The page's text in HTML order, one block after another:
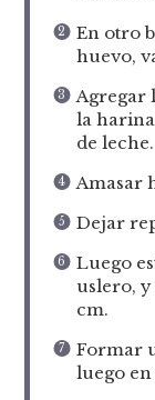
En otro
huevo,
Agregar
la
de leche.
Amasar
Dejar
Luego
uslero,
cm.
Formar
luego